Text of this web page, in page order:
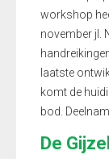
workshop
november jl.
laatste
komt de
bod.
De